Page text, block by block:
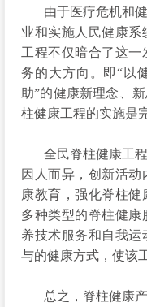
由于医疗危机和
业和实施人民健康
工程不仅暗合了这一
务的大方向。即“以
助”的健康新理念、
柱健康工程的实施是
全民脊柱健康工
因人而异，创新活
康教育，强化脊柱
多种类型的脊柱健康
养技术服务和自我运
与的健康方式，使该
总之，脊柱健康